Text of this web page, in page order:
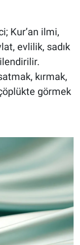
Kur’an ilmi,
evlilik, sadık
kırmak,
görmek